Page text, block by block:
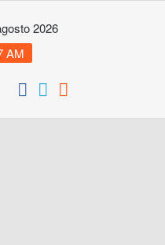
2026
AM